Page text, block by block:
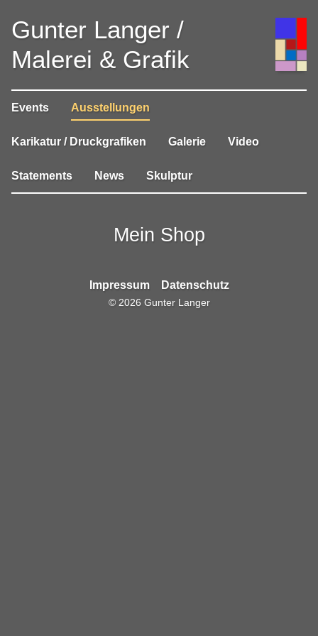
Gunter Langer /
Malerei & Grafik
Events Ausstellungen
Karikatur / Druckgrafiken Galerie Video
Statements News Skulptur
Impressum Datenschutz
© 2026 Gunter Langer
Mein Shop